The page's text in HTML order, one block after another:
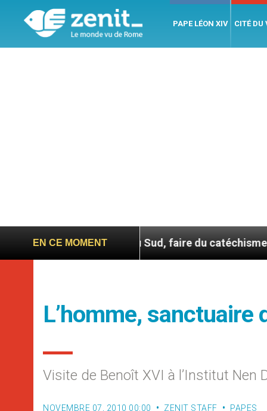
PAPE LÉON XIV CITÉ DU
EN CE MOMENT
En Corée du Sud, faire du catéchisme autrement
L’homme, sanctuaire
Visite de Benoît XVI à l’Institut Nen
NOVEMBRE 07, 2010 00:00 ZENIT STAFF PAPES